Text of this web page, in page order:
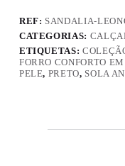
REF: SANDALIA-
CATEGORIAS:
ETIQUETAS:
FORRO CONFORTO
PELE, PRETO, SOLA